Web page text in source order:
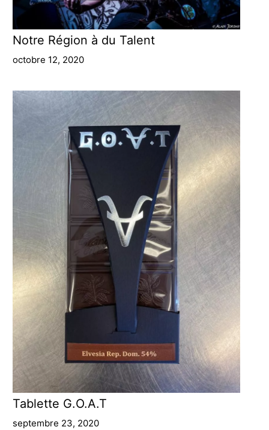
Notre Région à du Talent
octobre 12, 2020
Tablette G.O.A.T
septembre 23, 2020